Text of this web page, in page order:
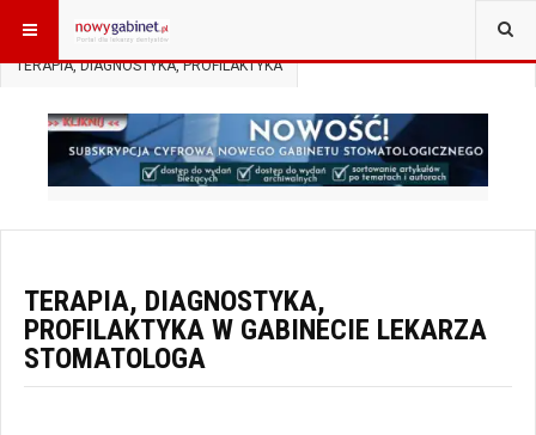
JESTEŚ TUTAJ: START
TERAPIA, DIAGNOSTYKA, PROFILAKTYKA
TERAPIA, DIAGNOSTYKA,
PROFILAKTYKA W GABINECIE LEKARZA
STOMATOLOGA